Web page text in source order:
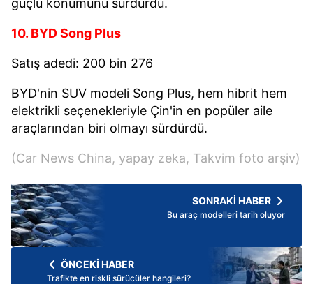
güçlü konumunu sürdürdü.
10. BYD Song Plus
Satış adedi: 200 bin 276
BYD'nin SUV modeli Song Plus, hem hibrit hem
elektrikli seçenekleriyle Çin'in en popüler aile
araçlarından biri olmayı sürdürdü.
(Car News China, yapay zeka, Takvim foto arşiv)
SONRAKİ HABER
Bu araç modelleri tarih oluyor
ÖNCEKİ HABER
Trafikte en riskli sürücüler hangileri?